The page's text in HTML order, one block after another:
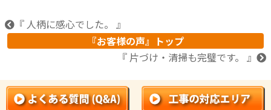
『 人柄に感心でした。 』
『お客様の声』トップ
『 片づけ・清掃も完璧です。 』